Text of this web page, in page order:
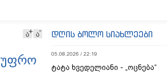
ა ა
უფრო
დღის ბოლო სიახლეები
05.08.2026 / 22:19
ტატა ხვედელიანი - „ოცნება“